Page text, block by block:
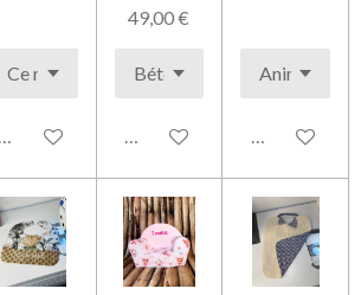
Voir les détails
49,00 €
Voir les détails Voir les